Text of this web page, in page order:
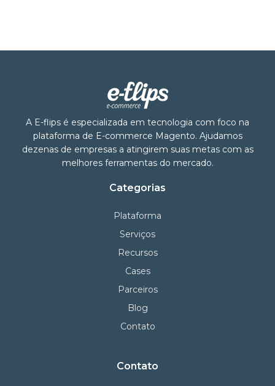
A E-flips é especializada em tecnologia com foco na
plataforma de E-commerce Magento. Ajudamos
dezenas de empresas a atingirem suas metas com as
melhores ferramentas do mercado.
Categorias
Plataforma
Serviços
Recursos
Cases
Parceiros
Blog
Contato
Contato